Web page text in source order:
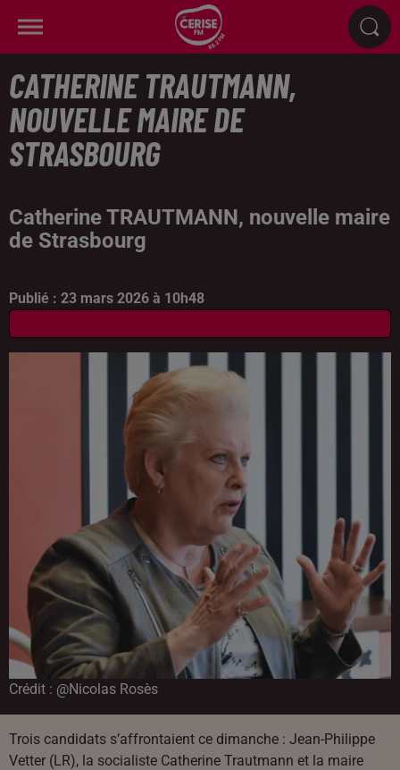
CATHERINE TRAUTMANN,
NOUVELLE MAIRE DE
STRASBOURG
Catherine TRAUTMANN, nouvelle maire
de Strasbourg
Publié : 23 mars 2026 à 10h48
Crédit : @Nicolas Rosès
Trois candidats s’affrontaient ce dimanche : Jean-Philippe
Vetter (LR), la socialiste Catherine Trautmann et la maire